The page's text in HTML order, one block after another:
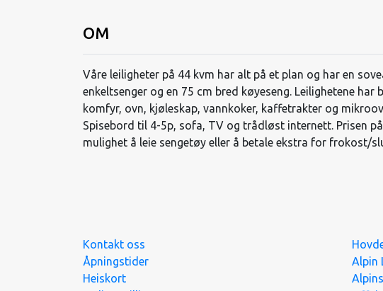
OM
Våre leiligheter på 44 kvm har alt på et plan og har en
enkeltsenger og en 75 cm bred køyeseng. Leilighetene har
komfyr, ovn, kjøleskap, vannkoker, kaffetrakter og
Spisebord til 4-5p, sofa, TV og trådløst internett. Prisen
mulighet å leie sengetøy eller å betale ekstra for frokost/
Kontakt oss
Åpningstider
Heiskort
Alpin